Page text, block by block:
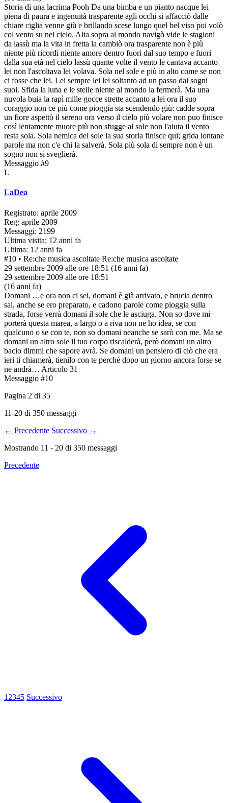
Storia di una lacrima Pooh Da una bimba e un pianto nacque lei
piena di paura e ingenuità trasparente agli occhi si affacciò dalle
chiare ciglia venne giù e brillando scese lungo quel bel viso poi volò
col vento su nel cielo. Alta sopra al mondo navigò vide le stagioni
da lassù ma la vita in fretta la cambiò ora trasparente non è più
niente più ricordi niente amore dentro fuori dal suo tempo e fuori
dalla sua età nel cielo lassù quante volte il vento le cantava accanto
lei non l'ascoltava lei volava. Sola nel sole e più in alto come se non
ci fosse che lei. Lei sempre lei lei soltanto ad un passo dai sogni
suoi. Sfida la luna e le stelle niente al mondo la fermerà. Ma una
nuvola buia la rapì mille gocce strette accanto a lei ora il suo
coraggio non ce più come pioggia sta scendendo giù: cadde sopra
un fiore aspettò il sereno ora verso il cielo più volare non puo finisce
così lentamente muore più non sfugge al sole non l'aiuta il vento
resta sola. Sola nemica del sole la sua storia finisce qui; grida lontane
parole ma non c'e chi la salverà. Sola più sola di sempre non è un
sogno non si sveglierà.
Messaggio #9
L
LaDea
Registrato: aprile 2009
Reg: aprile 2009
Messaggi: 2199
Ultima visita: 12 anni fa
Ultima: 12 anni fa
#10 • Re:che musica ascoltate Re:che musica ascoltate
29 settembre 2009 alle ore 18:51 (16 anni fa)
29 settembre 2009 alle ore 18:51
(16 anni fa)
Domani …e ora non ci sei, domani è già arrivato, e brucia dentro
sai, anche se ero preparato, e cadono parole come pioggia sulla
strada, forse verrà domani il sole che le asciuga. Non so dove mi
porterà questa marea, a largo o a riva non ne ho idea, se con
qualcuno o se con te, non so domani neanche se sarò con me. Ma se
domani un altro sole il tuo corpo riscalderà, però domani un altro
bacio dimmi che sapore avrà. Se domani un pensiero di ciò che era
ieri ti chiamerà, tienilo con te perché dopo un giorno ancora forse se
ne andrà… Articolo 31
Messaggio #10
Pagina 2 di 35
11-20 di 350 messaggi
← Precedente Successivo →
Mostrando 11 - 20 di 350 messaggi
Precedente
1 2345 Successivo